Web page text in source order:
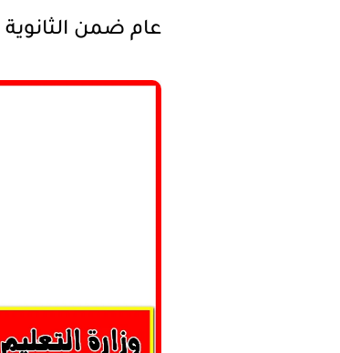
عام ضمن الثانوية